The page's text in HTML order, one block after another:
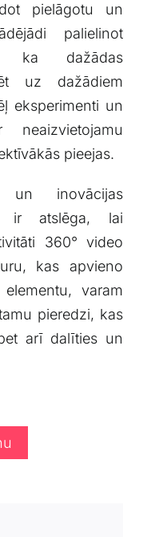
pielāgotu un‌
palielinot
ka dažādas
uz dažādiem
eksperimenti⁢ un
pieejas.
un inovācijas
ir atslēga, lai⁤
360° video
kas apvieno
varam
pieredzi,⁣ kas
⁣arī dalīties un